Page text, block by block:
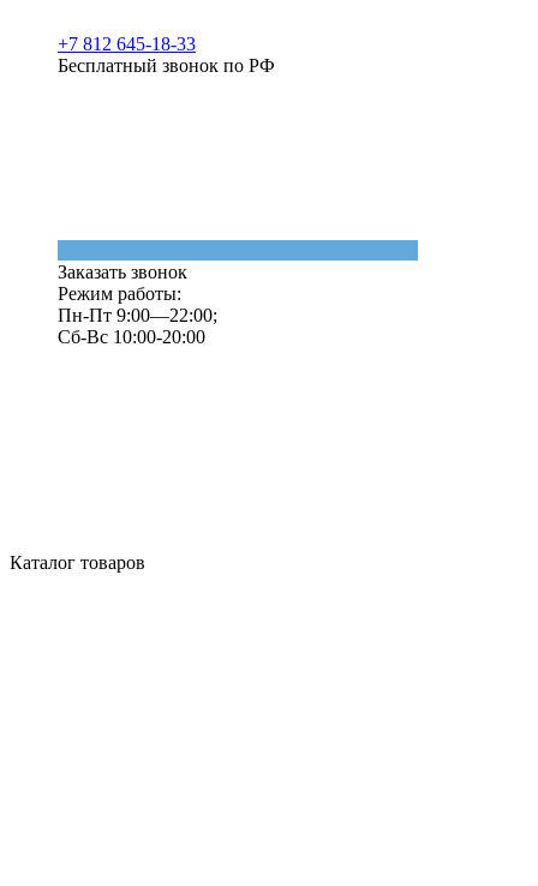
+7 812 645-18-33
Бесплатный звонок по РФ
Заказать звонок
Режим работы:
Пн-Пт 9:00—22:00;
Сб-Вс 10:00-20:00
Каталог товаров